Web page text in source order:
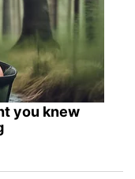
you knew